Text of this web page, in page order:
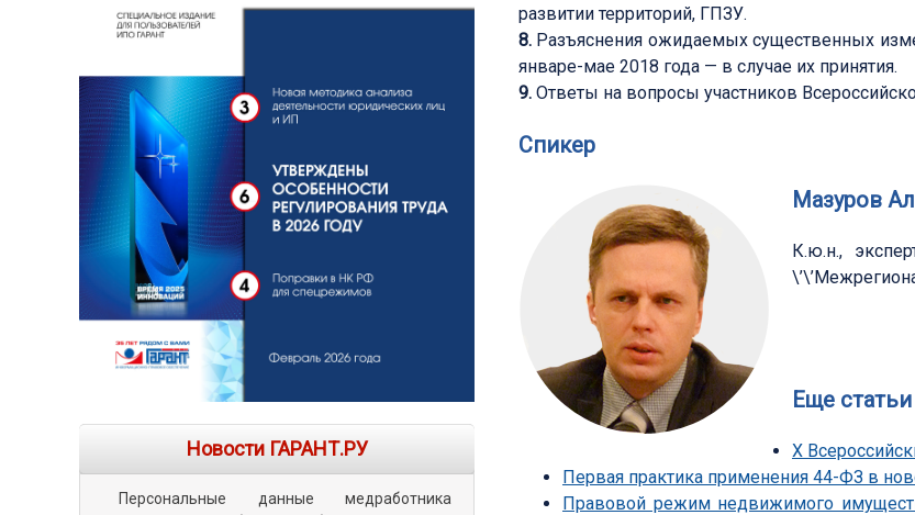
развитии территорий, ГПЗУ.
8. Разъяснения ожидаемых существенных
январе-мае 2018 года — в случае их принятия.
9. Ответы на вопросы участников
Спикер
Мазуров
К.ю.н.,
Еще
Х
Первая практика применения 44-ФЗ в
Правовой режим недвижимого
Новости ГАРАНТ.РУ
Персональные данные медработника